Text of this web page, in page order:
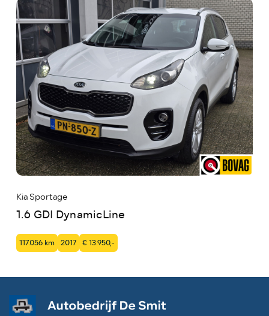
Kia Sportage
1.6 GDI DynamicLine
117.056 km 2017 € 13.950,-